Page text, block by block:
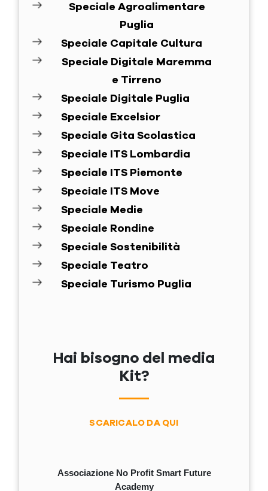
Speciale Agroalimentare
Puglia
Speciale Capitale Cultura
Speciale Digitale Maremma
e Tirreno
Speciale Digitale Puglia
Speciale Excelsior
Speciale Gita Scolastica
Speciale ITS Lombardia
Speciale ITS Piemonte
Speciale ITS Move
Speciale Medie
Speciale Rondine
Speciale Sostenibilità
Speciale Teatro
Speciale Turismo Puglia
Hai bisogno del media
Kit?
SCARICALO DA QUI
Associazione No Profit Smart Future
Academy